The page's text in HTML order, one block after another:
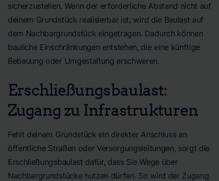
sicherzustellen. Wenn der erforderliche Abstand nicht auf
deinem Grundstück realisierbar ist, wird die Baulast auf
dem Nachbargrundstück eingetragen. Dadurch können
bauliche Einschränkungen entstehen, die eine künftige
Bebauung oder Umgestaltung erschweren.
Erschließungsbaulast:
Zugang zu Infrastrukturen
Fehlt deinem Grundstück ein direkter Anschluss an
öffentliche Straßen oder Versorgungsleitungen, sorgt die
Erschließungsbaulast dafür, dass Sie Wege über
Nachbargrundstücke nutzen dürfen. So wird der Zugang